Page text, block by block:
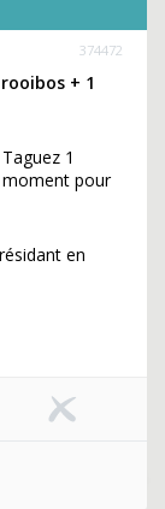
374472
+ 1
1
pour
en